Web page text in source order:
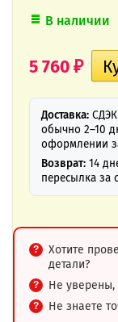
В наличии
5 760 ₽
Доставка:
обычно 2–10
оформлении
Возврат: 14
пересылка за
Хотите
детали?
Не уверены,
Не знаете